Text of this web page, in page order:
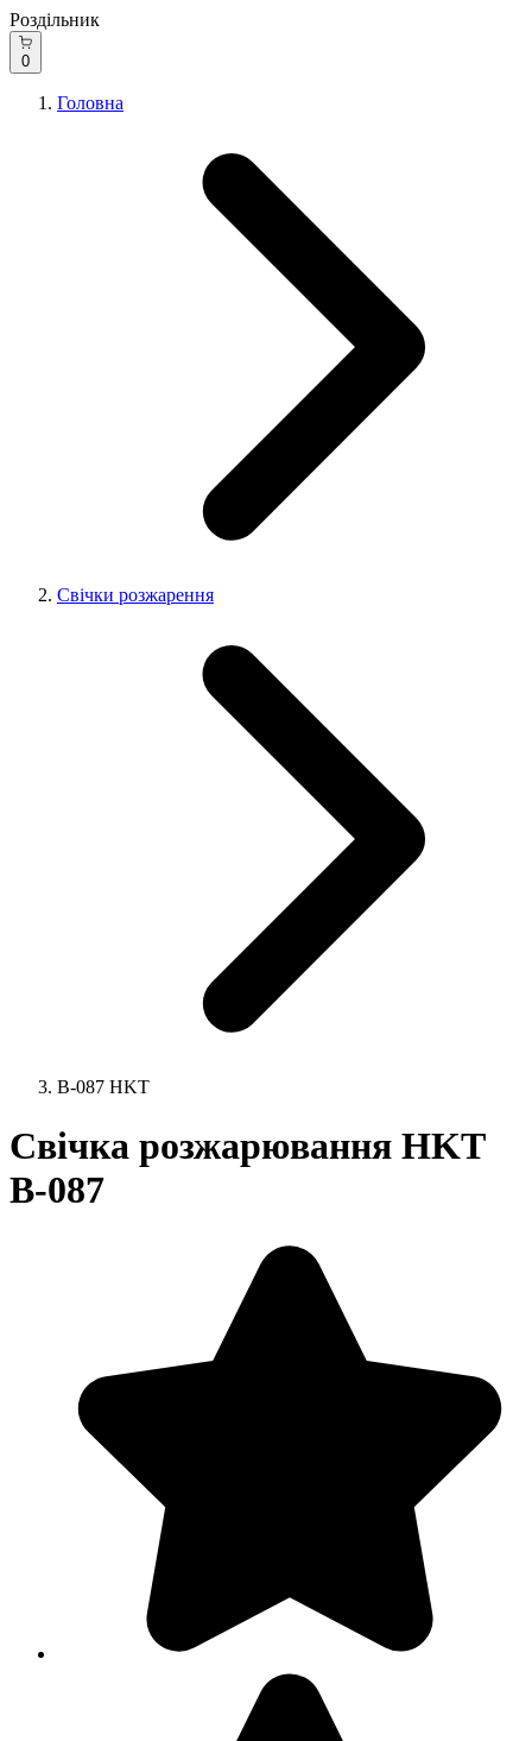
Роздільник
0
Головна
Свічки розжарення
B-087 HKT
Свічка розжарювання HKT
B-087